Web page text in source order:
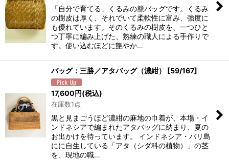
「自分で育てる」くるみの籠バッグです。くるみ
の樹皮は厚く、それでいて柔軟性に富み、強度に
も優れています。そのくるみの樹皮を、一つひと
つ丁寧に編み上げた、熟練の職人による手作りで
す。使い込むほどに艶やか…
バッグ：三勝／アタバッグ（濃紺） [59/167]
17,600円(税込)
在庫数1点
黒と見まごうほど濃紺の麻地の巾着が、本場・イ
ンドネシアで編まれたアタバッグに納まり、夏の
お出かけを待っています。 インドネシア・バリ島
にに自生している「アタ（シダ科の植物）」の茎
を、現地の職…